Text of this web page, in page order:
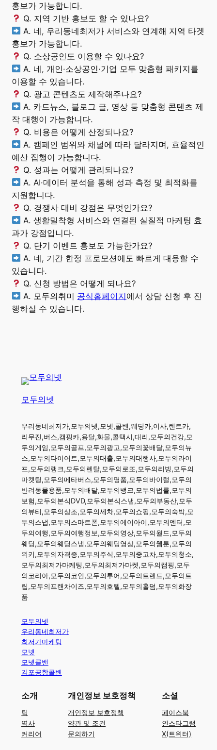
홍보가 가능합니다.
Q. 지역 기반 홍보도 할 수 있나요?
A. 네, 우리동네최저가 서비스와 연계해 지역 타겟
홍보가 가능합니다.
Q. 소상공인도 이용할 수 있나요?
A. 네, 개인·소상공인·기업 모두 맞춤형 패키지를
이용할 수 있습니다.
Q. 광고 콘텐츠도 제작해주나요?
A. 카드뉴스, 블로그 글, 영상 등 맞춤형 콘텐츠 제
작 대행이 가능합니다.
Q. 비용은 어떻게 산정되나요?
A. 캠페인 범위와 채널에 따라 달라지며, 효율적인
예산 집행이 가능합니다.
Q. 성과는 어떻게 관리되나요?
A. AI·데이터 분석을 통해 성과 측정 및 최적화를
지원합니다.
Q. 경쟁사 대비 강점은 무엇인가요?
A. 생활밀착형 서비스와 연결된 실질적 마케팅 효
과가 강점입니다.
Q. 단기 이벤트 홍보도 가능한가요?
A. 네, 기간 한정 프로모션에도 빠르게 대응할 수
있습니다.
Q. 신청 방법은 어떻게 되나요?
A. 모두의취미 공식홈페이지에서 상담 신청 후 진
행하실 수 있습니다.
모두의넷
우리동네최저가,모두의넷,모넷,콜밴,웨딩카,이사,렌트카,
리무진,버스,캠핑카,용달,화물,콜택시,대리,모두의건강,모
두의게임,모두의골프,모두의광고,모두의꽃배달,모두의뉴
스,모두의다이어트,모두의대출,모두의대행사,모두의라이
프,모두의랭크,모두의렌탈,모두의로또,모두의리빙,모두의
마켓팅,모두의메타버스,모두의명품,모두의바이럴,모두의
반려동물용품,모두의배달,모두의뱅크,모두의법률,모두의
보험,모두의본식DVD,모두의본식스냅,모두의부동산,모두
의뷰티,모두의상조,모두의세차,모두의쇼핑,모두의숙박,모
두의스냅,모두의스마트폰,모두의에이아이,모두의엔터,모
두의여행,모두의여행정보,모두의영상,모두의월드,모두의
웨딩,모두의웨딩스냅,모두의웨딩영상,모두의웹툰,모두의
위키,모두의자격증,모두의주식,모두의중고차,모두의청소,
모두의최저가마케팅,모두의최저가마켓,모두의캠핑,모두
의코리아,모두의코인,모두의투어,모두의트렌드,모두의트
립,모두의프랜차이즈,모두의호텔,모두의홀덤,모두의화장
품
모두의넷
우리동네최저가
최저가마케팅
모넷
모넷콜밴
김포공항콜밴
소개
팀
역사
커리어
개인정보 보호정책
개인정보 보호정책
약관 및 조건
문의하기
소셜
페이스북
인스타그램
X(트위터)